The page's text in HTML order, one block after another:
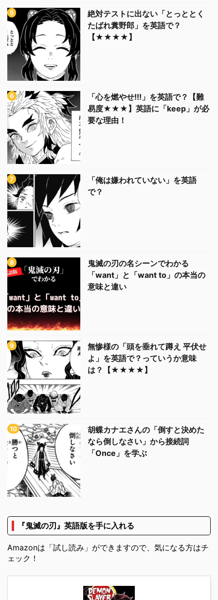
絶対テストに出ない「とっととく
たばれ糞野郎」を英語で？
【★★★★】
「心を燃やせ!!!」を英語で？【難
易度★★★】英語に「keep」が必
要な理由！
「俺は嫌われていない」を英語
で？
鬼滅の刃の名シーンでわかる
「want」と「want to」の本当の
意味と違い
無惨様の「頭を垂れて蹲え 平伏せ
よ」を英語で？っていうか意味
は？【★★★★】
胡蝶カナエさんの「倒すと決めた
なら倒しなさい」から接続詞
「Once」を学ぶ
『鬼滅の刃』英語版を手に入れる
Amazonは「試し読み」ができますので、気になる方はチ
ェック！